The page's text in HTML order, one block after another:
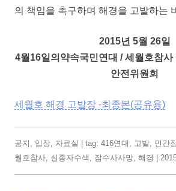
의 책임을 촉구하며 해경을 고발하는
2015년 5월 26일
4월16일의약속국민연대 / 세월호참사
안전위원회
세월호 해경 고발장 -최종본(공유용)
공지 입장 자료실 | tag: 416연대 고발 민간
월호참사 실종자수색 잠수사사망 해경